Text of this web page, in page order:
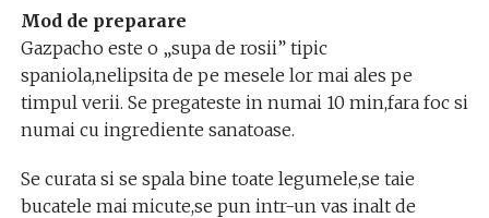
Mod de preparare
Gazpacho este o „supa de rosii” tipic
spaniola,nelipsita de pe mesele lor mai ales pe
timpul verii. Se pregateste in numai 10 min,fara foc si
numai cu ingrediente sanatoase.
Se curata si se spala bine toate legumele,se taie
bucatele mai micute,se pun intr-un vas inalt de